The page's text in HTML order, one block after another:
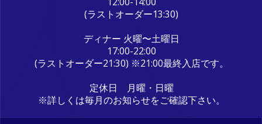
(ラストオーダー13:30)
ディナー 火曜〜土曜日
17:00-22:00
(ラストオーダー21:30) ※21:00最終入店です。
定休日 月曜・日曜
※詳しくは毎月のお知らせをご確認下さい。